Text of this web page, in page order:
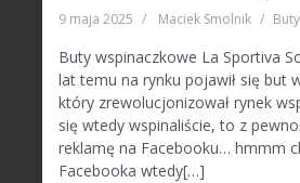
9 maja 2025 Maciek Smolnik
Buty wspinaczkowe La Sportiva
lat temu na rynku pojawił się but
który zrewolucjonizował rynek
się wtedy wspinaliście, to z
reklamę na Facebooku… hmmm
Facebooka wtedy[…]